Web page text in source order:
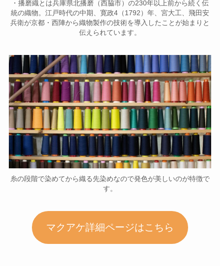
・播磨織とは兵庫県北播磨（西脇市）の230年以上前から続く伝
統の織物。江戸時代の中期、寛政4（1792）年、宮大工、飛田安
兵衛が京都・西陣から織物製作の技術を導入したことが始まりと
伝えられています。
糸の段階で染めてから織る先染めなので発色が美しいのが特徴で
す。
マクアケ詳細ページはこちら